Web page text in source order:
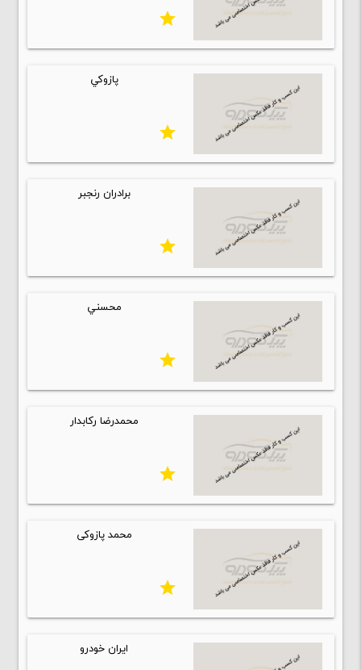
star
پازوكي
star
برادران رنجبر
star
محسني
star
محمدرضا رکابدار
star
محمد پازوکی
star
ایران خودرو